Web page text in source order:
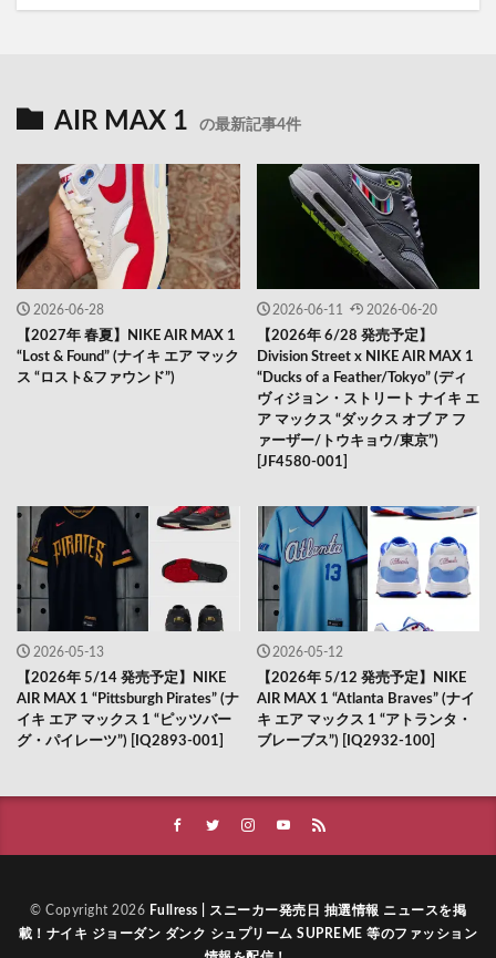
AIR MAX 1 の最新記事4件
2026-06-28
【2027年 春夏】NIKE AIR MAX 1
“Lost & Found” (ナイキ エア マック
ス “ロスト&ファウンド”)
2026-06-11 2026-06-20
【2026年 6/28 発売予定】
Division Street x NIKE AIR MAX 1
“Ducks of a Feather/Tokyo” (ディ
ヴィジョン・ストリート ナイキ エ
ア マックス “ダックス オブ ア フ
ァーザー/トウキョウ/東京”)
[JF4580-001]
2026-05-13
【2026年 5/14 発売予定】NIKE
AIR MAX 1 “Pittsburgh Pirates” (ナ
イキ エア マックス 1 “ピッツバー
グ・パイレーツ”) [IQ2893-001]
2026-05-12
【2026年 5/12 発売予定】NIKE
AIR MAX 1 “Atlanta Braves” (ナイ
キ エア マックス 1 “アトランタ・
ブレーブス”) [IQ2932-100]
© Copyright 2026 Fullress | スニーカー発売日 抽選情報 ニュースを掲
載！ナイキ ジョーダン ダンク シュプリーム SUPREME 等のファッション